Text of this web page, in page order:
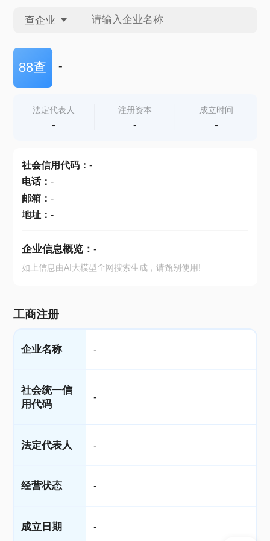
查企业
查企业
查产地
88查 -
法定代表人
-
注册资本
-
成立时间
-
社会信用代码： -
电话： -
邮箱： -
地址： -
企业信息概览： -
如上信息由AI大模型全网搜索生成，请甄别使用!
工商注册
企业名称 -
社会统一信
用代码
-
法定代表人 -
经营状态 -
成立日期 -